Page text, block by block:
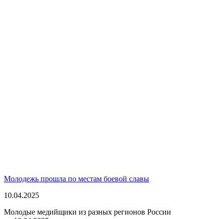
Молодежь прошла по местам боевой славы
10.04.2025
Молодые медийщики из разных регионов России